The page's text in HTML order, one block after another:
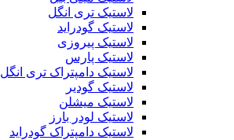
لاستیک تری انگل
لاستیک گودراید
لاستیک پیروزی
لاستیک پارس
لاستیک دامپتراک تری انگل
لاستیک گودیر
لاستیک میشلن
لاستیک لودر بارز
لاستیک دامپتراک گودراید